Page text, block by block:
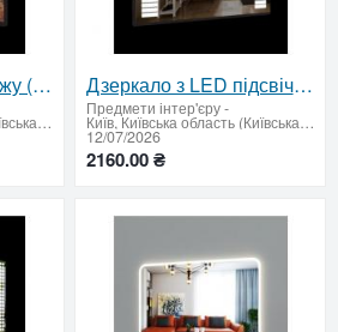
Дзеркало для макіяжу (світло в обличчя) 600 х 800 мм.
Київ, Київська область (Київська область - продати купити)
Дзеркало з LED підсвічуванням 550х800.
Предмети інтер'єру-
Київ, Київська область (Київська область - продати купити)
12/07/2026
2160.00 ₴